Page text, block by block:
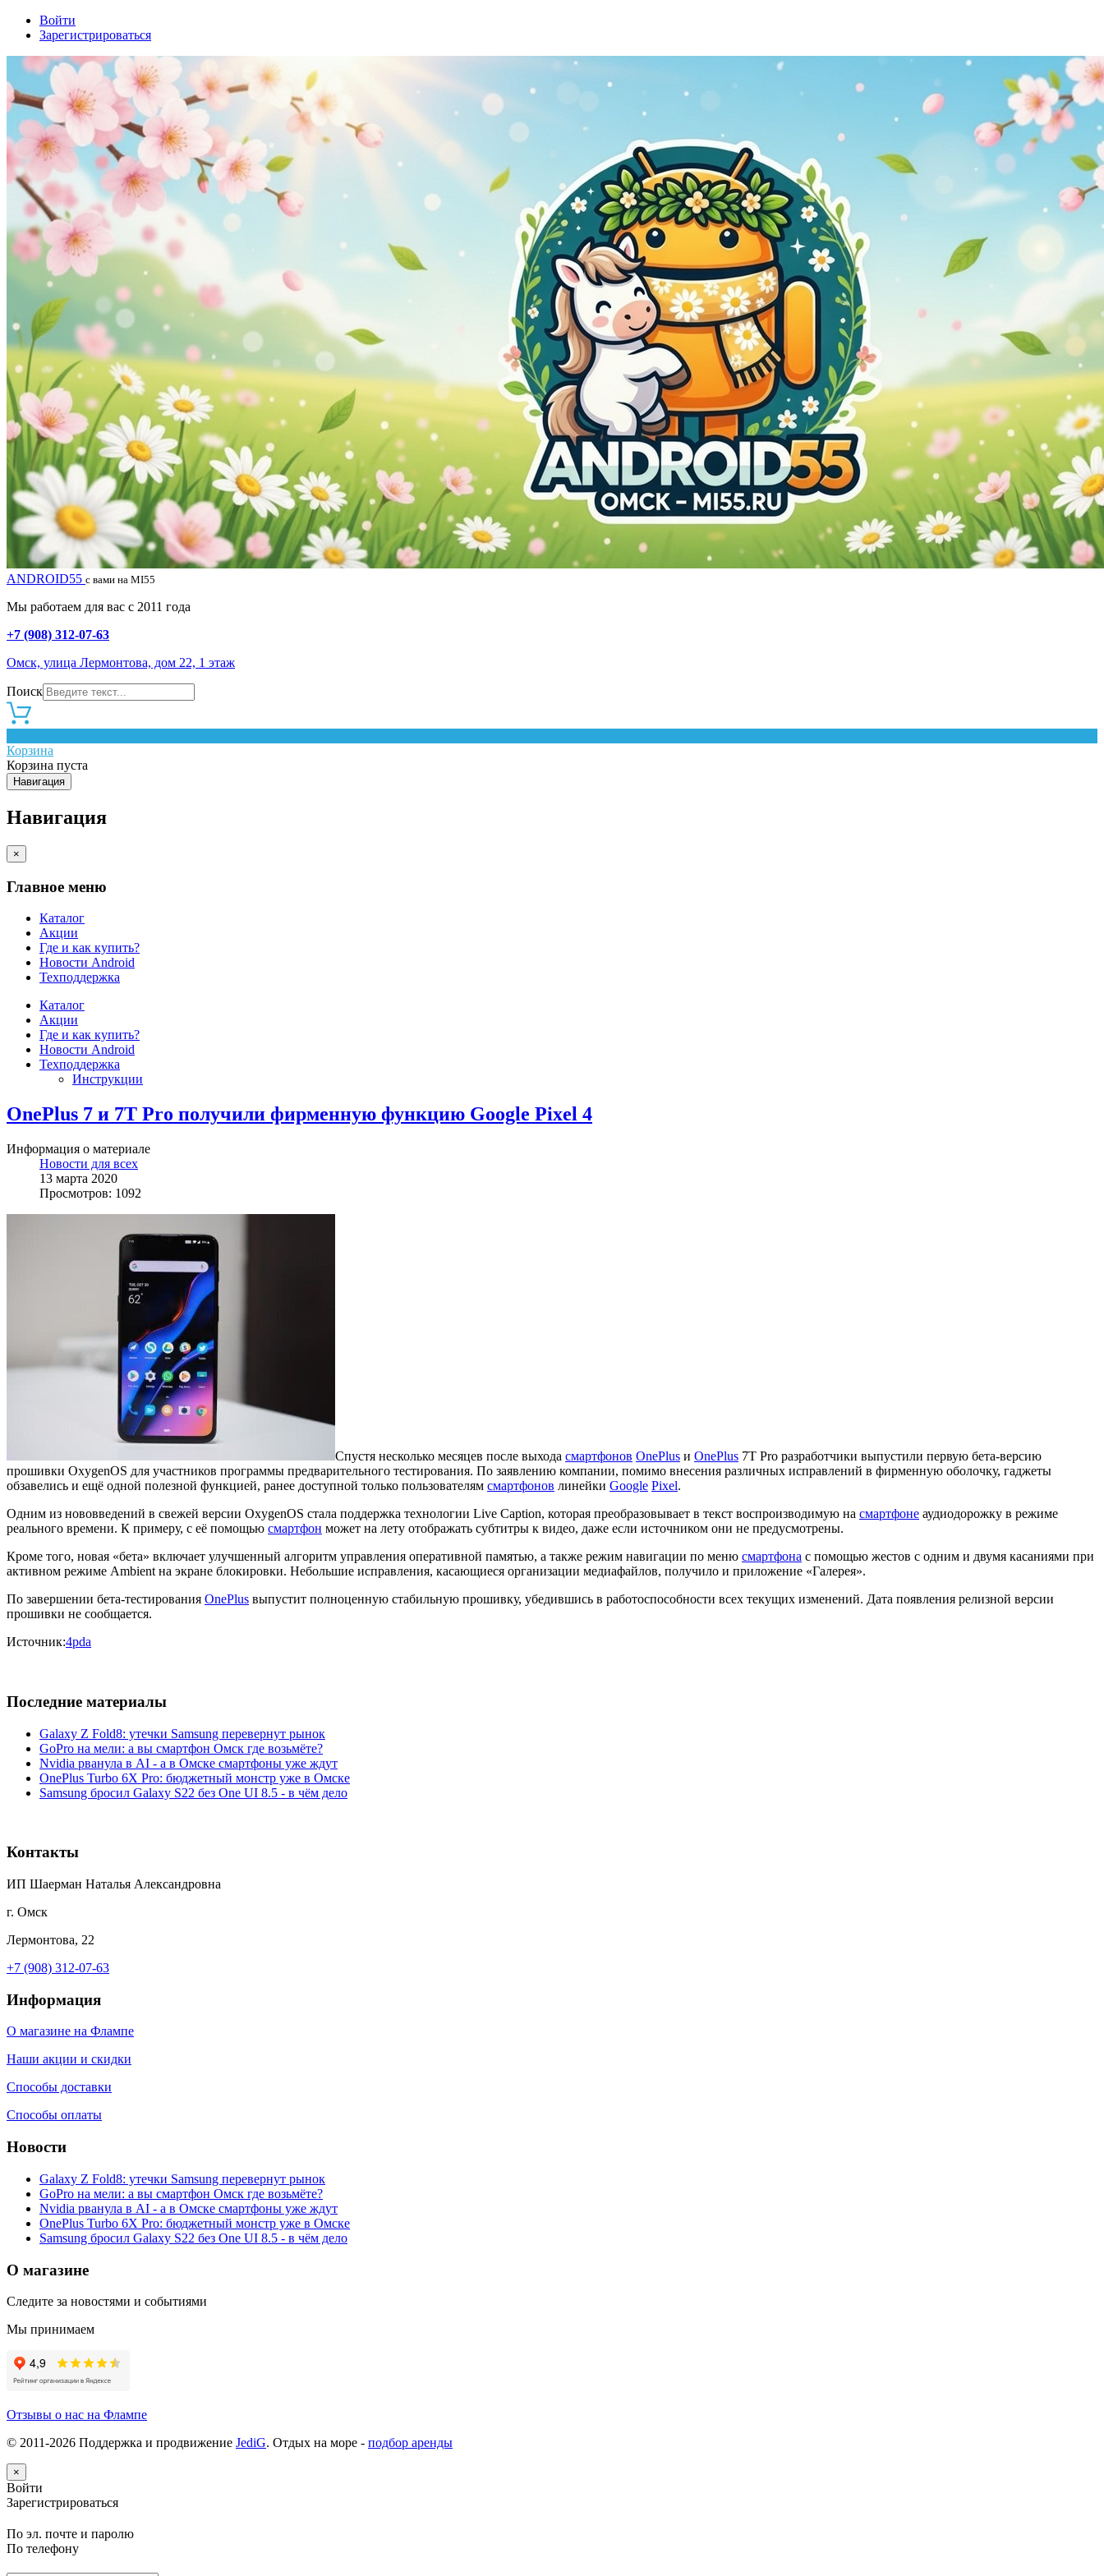
Войти
Зарегистрироваться
ANDROID55 с вами на MI55
Мы работаем для вас с 2011 года
+7 (908) 312-07-63
Омск, улица Лермонтова, дом 22, 1 этаж
Поиск
Корзина
Корзина пуста
Навигация
Навигация
×
Главное меню
Каталог
Акции
Где и как купить?
Новости Android
Техподдержка
Каталог
Акции
Где и как купить?
Новости Android
Техподдержка
Инструкции
OnePlus 7 и 7T Pro получили фирменную функцию Google Pixel 4
Информация о материале
Новости для всех
13 марта 2020
Просмотров: 1092
Спустя несколько месяцев после выхода смартфонов OnePlus и OnePlus 7T Pro разработчики выпустили первую бета-версию
прошивки OxygenOS для участников программы предварительного тестирования. По заявлению компании, помимо внесения различных исправлений в фирменную оболочку, гаджеты
обзавелись и ещё одной полезной функцией, ранее доступной только пользователям смартфонов линейки Google Pixel.
Одним из нововведений в свежей версии OxygenOS стала поддержка технологии Live Caption, которая преобразовывает в текст воспроизводимую на смартфоне аудиодорожку в режиме
реального времени. К примеру, с её помощью смартфон может на лету отображать субтитры к видео, даже если источником они не предусмотрены.
Кроме того, новая «бета» включает улучшенный алгоритм управления оперативной памятью, а также режим навигации по меню смартфона с помощью жестов с одним и двумя касаниями при
активном режиме Ambient на экране блокировки. Небольшие исправления, касающиеся организации медиафайлов, получило и приложение «Галерея».
По завершении бета-тестирования OnePlus выпустит полноценную стабильную прошивку, убедившись в работоспособности всех текущих изменений. Дата появления релизной версии
прошивки не сообщается.
Источник:4pda
Последние материалы
Galaxy Z Fold8: утечки Samsung перевернут рынок
GoPro на мели: а вы смартфон Омск где возьмёте?
Nvidia рванула в AI - а в Омске смартфоны уже ждут
OnePlus Turbo 6X Pro: бюджетный монстр уже в Омске
Samsung бросил Galaxy S22 без One UI 8.5 - в чём дело
Контакты
ИП Шаерман Наталья Александровна
г. Омск
Лермонтова, 22
+7 (908) 312-07-63
Информация
О магазине на Флампе
Наши акции и скидки
Способы доставки
Способы оплаты
Новости
Galaxy Z Fold8: утечки Samsung перевернут рынок
GoPro на мели: а вы смартфон Омск где возьмёте?
Nvidia рванула в AI - а в Омске смартфоны уже ждут
OnePlus Turbo 6X Pro: бюджетный монстр уже в Омске
Samsung бросил Galaxy S22 без One UI 8.5 - в чём дело
О магазине
Следите за новостями и событиями
Мы принимаем
Отзывы о нас на Флампе
© 2011-2026 Поддержка и продвижение JediG. Отдых на море - подбор аренды
×
Войти
Зарегистрироваться
По эл. почте и паролю
По телефону